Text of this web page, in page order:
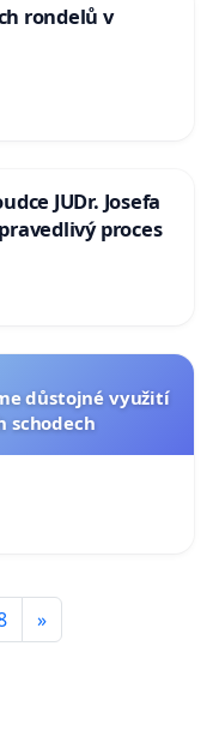
rondelů v
JUDr. Josefa
proces
důstojné využití
schodech
»